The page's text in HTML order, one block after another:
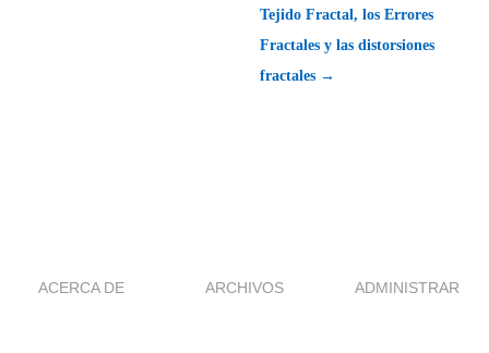
Tejido Fractal, los Errores
Fractales y las distorsiones
fractales →
ACERCA DE ARCHIVOS ADMINISTRAR